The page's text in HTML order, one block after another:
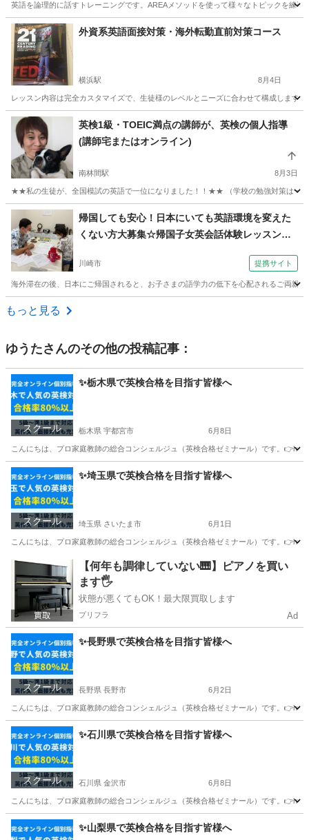
英語を論理的に話すトレーニングです。AREAメソッドを使って様々なトピックを練
神奈川 横浜市 横浜駅 英語 スピーキング
外資系英語面接対策・海外転勤直前対策コース
横浜駅 8月4日
レッスン内容は完全カスタマイズで、生徒様のレベルとニーズに合わせて構成しま
神奈川 横浜市 横浜駅 ビジネス英語 プレゼンテーション
英検1級・TOEIC満点の講師が、英検の個人指導
(講師宅またはオンライン)
南林間駅 8月3日
★★私の生徒が、全国模試の英語で一位になりました！！★★ （学校の勉強対策は一
神奈川 大和市 南林間駅 英検
帰国しても安心！日本にいても英語環境を変えた
くない方大募集☆帰国子女英会話体験レッスン
川崎市 提携サイト
海外滞在の後、日本にご帰国されると、お子さまの語学力の低下を心配されるご両親
神奈川 川崎市
もっと見る
ゆうたさんのその他の投稿記事：
スクール
✨栃木県で英検合格を目指す皆様へ
栃木県 宇都宮市 6月8日
こんにちは、プロ家庭教師の総合コンシェルジュ（英検合格ゼミナール）です。
栃木 宇都宮市 英検 鈴木
スクール
✨埼玉県で英検合格を目指す皆様へ
埼玉県 さいたま市 6月1日
こんにちは、プロ家庭教師の総合コンシェルジュ（英検合格ゼミナール）です。
埼玉 さいたま市 英検 オンライン
【何年も調律していない🎹】ピアノを買い
ます🖐️
状態が悪くてもOK！最大限買取します
プリフラ Ad
スクール
✨長野県で英検合格を目指す皆様へ
長野県 長野市 6月2日
こんにちは、プロ家庭教師の総合コンシェルジュ（英検合格ゼミナール）です。
長野 長野市 英検 1級
スクール
✨石川県で英検合格を目指す皆様へ
石川県 金沢市 6月8日
こんにちは、プロ家庭教師の総合コンシェルジュ（英検合格ゼミナール）です。
石川 金沢市 英検 鈴木
✨山梨県で英検合格を目指す皆様へ